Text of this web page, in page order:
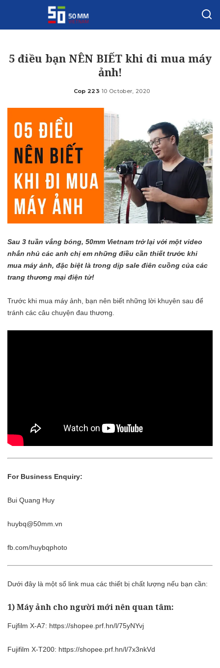
5 điều bạn NÊN BIẾT khi đi mua máy
ảnh!
Posted
Cop 223 10 October, 2020
Sau 3 tuần vắng bóng, 50mm Vietnam trở lại với một video
nhắn nhủ các anh chị em những điều cần thiết trước khi
mua máy ảnh, đặc biệt là trong dịp sale điên cuồng của các
trang thương mại điện tử!
Trước khi mua máy ảnh, bạn nên biết những lời khuyên sau để
tránh các câu chuyện đau thương.
For Business Enquiry:
Bui Quang Huy
huybq@50mm.vn
fb.com/huybqphoto
Dưới đây là một số link mua các thiết bị chất lượng nếu bạn cần:
1) Máy ảnh cho người mới nên quan tâm:
Fujfilm X-A7: https://shopee.prf.hn/l/75yNYvj
Fujifilm X-T200: https://shopee.prf.hn/l/7x3nkVd